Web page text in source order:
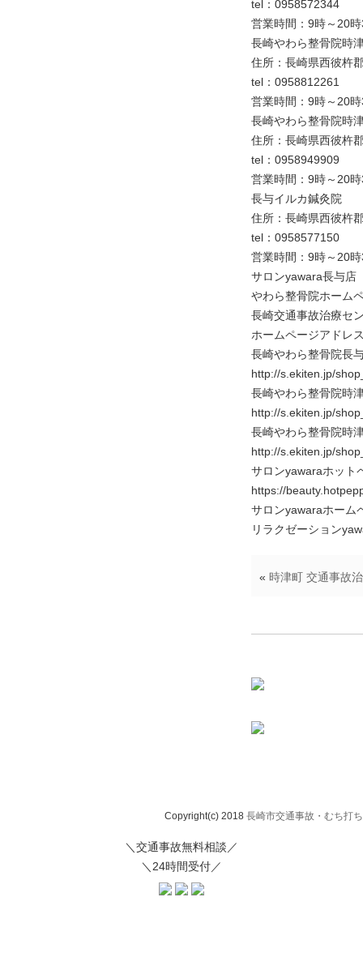
tel：0958572344
営業時間：9時～20
長崎やわら整骨院時
住所：長崎県西彼杵
tel：0958812261
営業時間：9時～20
長崎やわら整骨院時
住所：長崎県西彼杵
tel：0958949909
営業時間：9時～20
長与イルカ鍼灸院
住所：長崎県西彼杵
tel：0958577150
営業時間：9時～20
サロンyawara長与店
やわら整骨院ホーム
長崎交通事故治療セ
ホームページアドレ
長崎やわら整骨院長
http://s.ekiten.jp/
長崎やわら整骨院時
http://s.ekiten.jp/
長崎やわら整骨院時
http://s.ekiten.jp/
サロンyawaraホット
https://
サロンyawaraホーム
リラクゼーション
« 時津町 交通事故
Copyright(c) 2018 長崎市交通事故・むち打
＼交通事故無料相談／
＼24時間受付／